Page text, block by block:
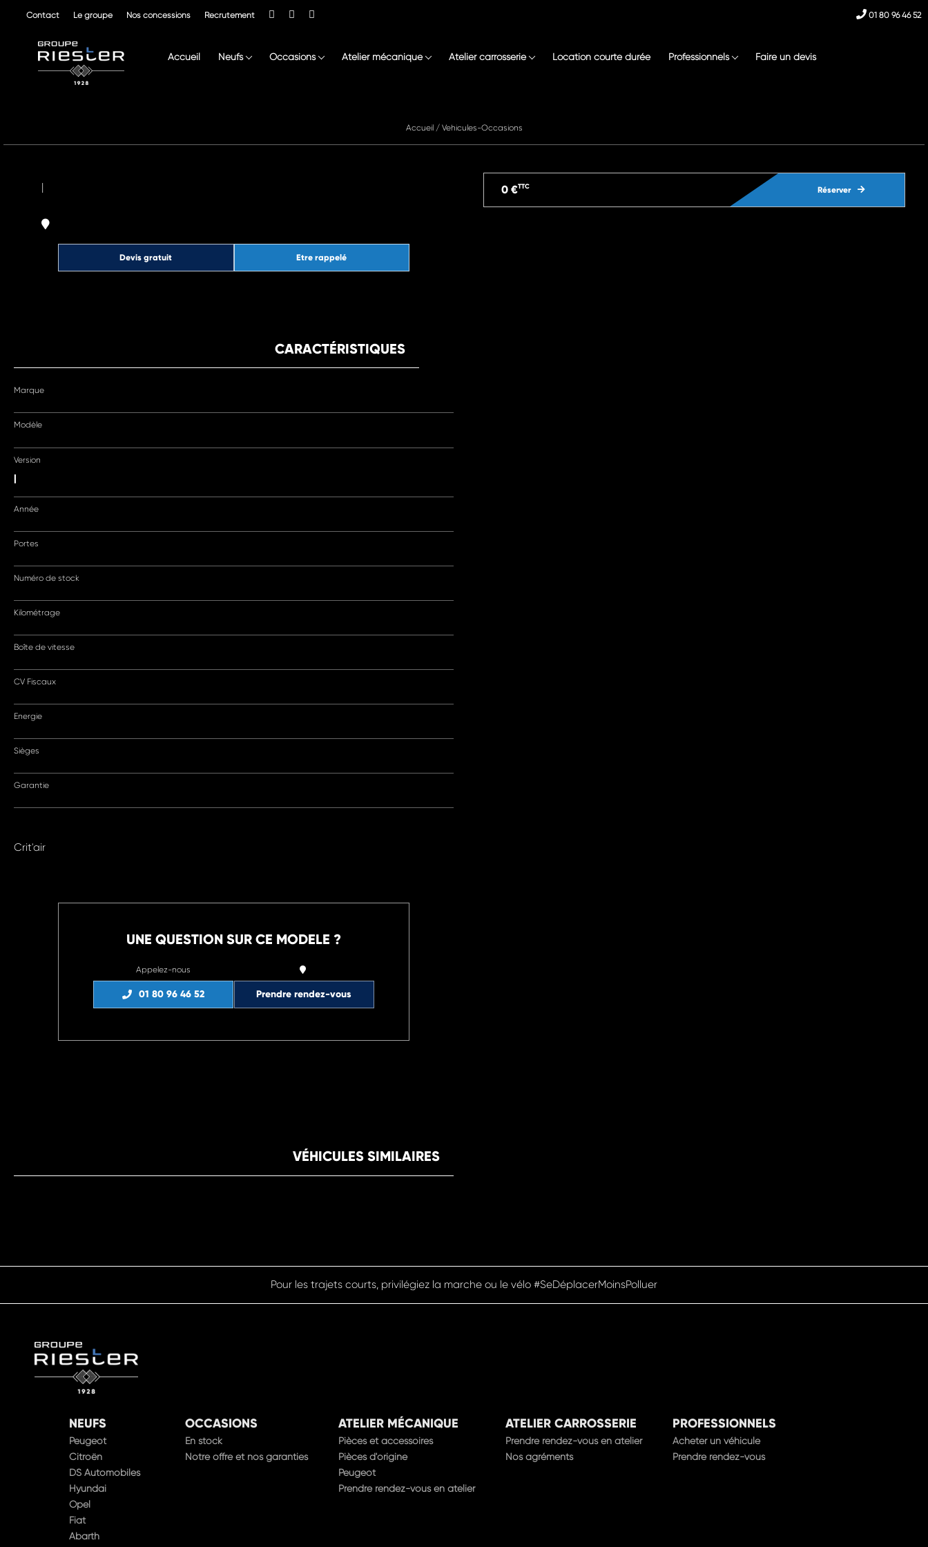
Contact Le groupe Nos concessions Recrutement 01 80 96 46 52
Accueil Neufs Occasions Atelier mécanique Atelier carrosserie Location courte durée Professionnels Faire un devis
Accueil/ Vehicules-Occasions
Réserver
0 €TTC
Etre rappelé
Devis gratuit
CARACTÉRISTIQUES
Marque
Modèle
Version
|
Année
Portes
Numéro de stock
Kilométrage
Boîte de vitesse
CV Fiscaux
Energie
Sièges
Garantie
Crit'air
UNE QUESTION SUR CE MODELE ?
Appelez-nous
01 80 96 46 52 Prendre rendez-vous
VÉHICULES SIMILAIRES
Pour les trajets courts, privilégiez la marche ou le vélo #SeDéplacerMoinsPolluer
NEUFS
Peugeot
Citroën
DS Automobiles
Hyundai
Opel
Fiat
Abarth
OCCASIONS
En stock
Notre offre et nos garanties
ATELIER MÉCANIQUE
Pièces et accessoires
Pièces d'origine
Peugeot
Prendre rendez-vous en atelier
ATELIER CARROSSERIE
Prendre rendez-vous en atelier
Nos agréments
PROFESSIONNELS
Acheter un véhicule
Prendre rendez-vous